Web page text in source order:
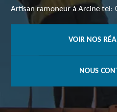
Artisan ramoneur à Arcine tel:
VOIR NOS
NOUS